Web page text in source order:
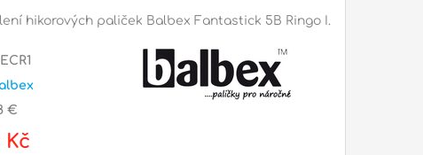
hikorových paliček Balbex Fantastick 5B Ringo I.
€
Kč